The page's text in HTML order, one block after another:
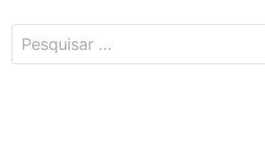
Pesquisar
por: